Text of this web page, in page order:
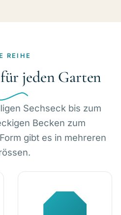
REIHE
jeden Garten
Sechseck bis zum
Becken zum
gibt es in mehreren